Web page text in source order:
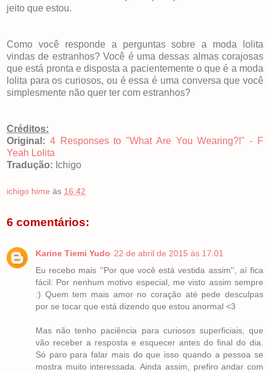
jeito que estou.
Como você responde a perguntas sobre a moda lolita
vindas de estranhos? Você é uma dessas almas corajosas
que está pronta e disposta a pacientemente o que é a moda
lolita para os curiosos, ou é essa é uma conversa que você
simplesmente não quer ter com estranhos?
Créditos:
Original: 4 Responses to "What Are You Wearing?!" - F
Yeah Lolita
Tradução: Ichigo
ichigo hime às 16:42
6 comentários:
Karine Tiemi Yudo 22 de abril de 2015 às 17:01
Eu recebo mais ''Por que você está vestida assim'', aí fica
fácil: Por nenhum motivo especial, me visto assim sempre
:) Quem tem mais amor no coração até pede desculpas
por se tocar que está dizendo que estou anormal <3
Mas não tenho paciência para curiosos superficiais, que
vão receber a resposta e esquecer antes do final do dia.
Só paro para falar mais do que isso quando a pessoa se
mostra muito interessada. Ainda assim, prefiro andar com